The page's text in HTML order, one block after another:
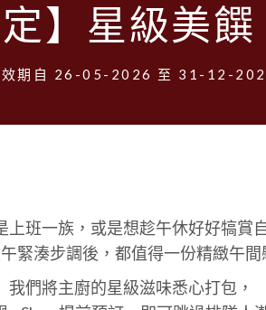
定】星級美
效期自 26-05-2026 至 31-12-
上班一族，或是想趁午休好好犒賞
緊湊步調後，都值得一份精緻午間
我們將主廚的星級滋味悉心打包，